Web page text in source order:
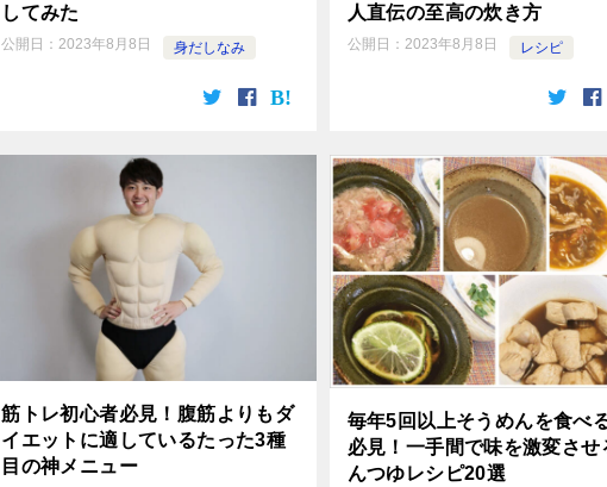
してみた
公開日：2023年8月8日 身だしなみ
人直伝の至高の炊き方
公開日： 2023年8月8日 レシピ
筋トレ初心者必見！腹筋よりもダ
イエットに適しているたった3種
目の神メニュー
毎年5回以上そうめんを食べ
必見！一手間で味を激変させ
んつゆレシピ20選